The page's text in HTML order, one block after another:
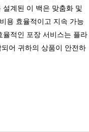
계된 이 백은 맞춤화 및
용 효율적이고 지속 가능
적인 포장 서비스는 플라
어 귀하의 상품이 안전하